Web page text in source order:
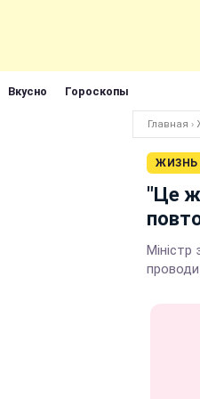
Вкусно Гороскопы
Главная ›
ЖИЗНЬ
"Це ж